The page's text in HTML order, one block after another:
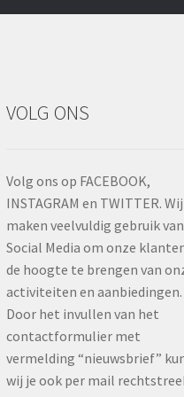
VOLG ONS
Volg ons op FACEBOOK,
INSTAGRAM en TWITTER. Wij
maken veelvuldig gebruik van
Social Media om onze
de hoogte te brengen van
activiteiten en aanbiedingen.
Door het invullen van het
contactformulier met
vermelding “nieuwsbrief”
wij je ook per mail